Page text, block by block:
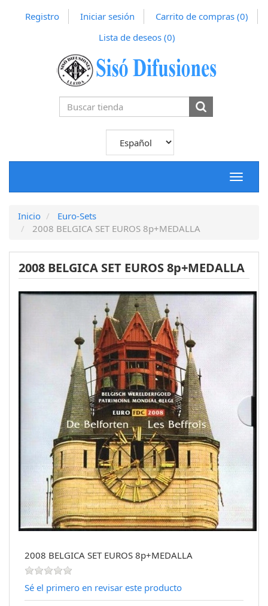
Registro Iniciar sesión Carrito de compras (0)
Lista de deseos (0)
Toggle
Inicio
Euro-Sets
2008 BELGICA SET EUROS 8p+MEDALLA
2008 BELGICA SET EUROS 8p+MEDALLA
2008 BELGICA SET EUROS 8p+MEDALLA
Sé el primero en revisar este producto